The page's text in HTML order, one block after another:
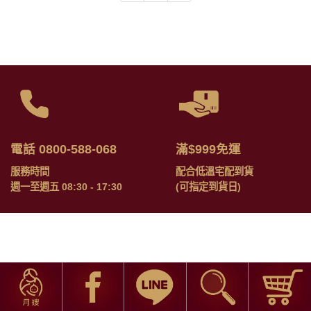
電話 0800-588-068
服務時間
週一至週五 08:30 - 17:30
滿$999免運
配合低溫宅配到貨
(可指定到貨日)